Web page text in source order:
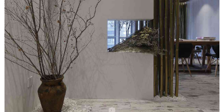
金融公司装修设计_东洋通讯
这种办公组合形式给我们带来了一种开放式的空
间体验：在这空间中，室内空间的划分十分灵
活，通过家具的...
2018-06-20
办公室设计装修_大运软件小镇
办公室装修设计最基本的四大特征是空间形式上
的叙述性、空间功能上的节点性、空间氛围上的
和睦性和工...